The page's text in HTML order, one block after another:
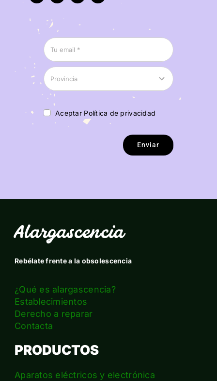
Aceptar Política de privacidad
Enviar
Alargascencia
Rebélate frente a la obsolescencia
¿Qué es alargascencia?
Establecimientos
Derecho a reparar
Contacta
PRODUCTOS
Aparatos eléctricos y electrónica